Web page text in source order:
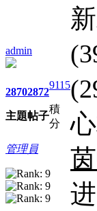
admin
2870
主題
2872
帖子
9115
積
分
管理員